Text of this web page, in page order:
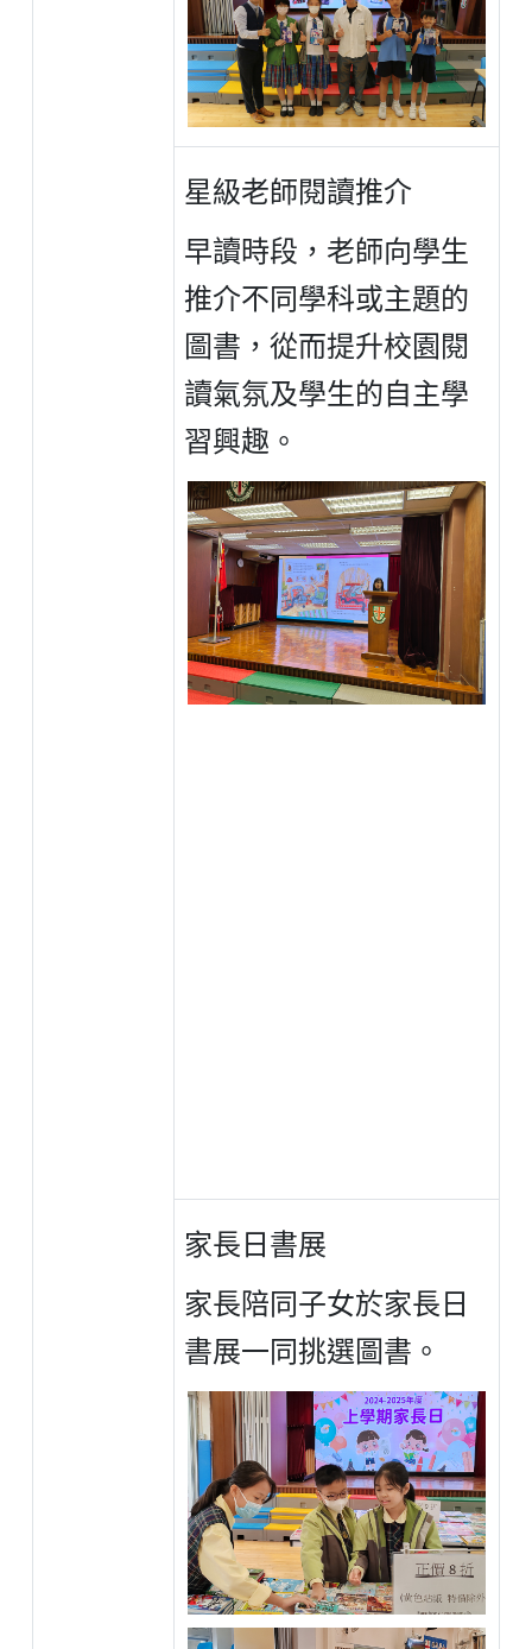
星級老師閱讀推介
早讀時段，老師向學生
推介不同學科或主題的
圖書，從而提升校園閱
讀氣氛及學生的自主學
習興趣。
家長日書展
家長陪同子女於家長日
書展一同挑選圖書。